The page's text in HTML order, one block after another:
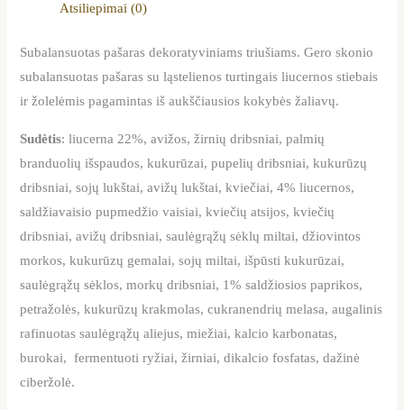
Atsiliepimai (0)
Subalansuotas pašaras dekoratyviniams triušiams. Gero skonio
subalansuotas pašaras su ląstelienos turtingais liucernos stiebais
ir žolelėmis pagamintas iš aukščiausios kokybės žaliavų.
Sudėtis: liucerna 22%, avižos, žirnių dribsniai, palmių
branduolių išspaudos, kukurūzai, pupelių dribsniai, kukurūzų
dribsniai, sojų lukštai, avižų lukštai, kviečiai, 4% liucernos,
saldžiavaisio pupmedžio vaisiai, kviečių atsijos, kviečių
dribsniai, avižų dribsniai, saulėgrąžų sėklų miltai, džiovintos
morkos, kukurūzų gemalai, sojų miltai, išpūsti kukurūzai,
saulėgrąžų sėklos, morkų dribsniai, 1% saldžiosios paprikos,
petražolės, kukurūzų krakmolas, cukranendrių melasa, augalinis
rafinuotas saulėgrąžų aliejus, miežiai, kalcio karbonatas,
burokai, fermentuoti ryžiai, žirniai, dikalcio fosfatas, dažinė
ciberžolė.